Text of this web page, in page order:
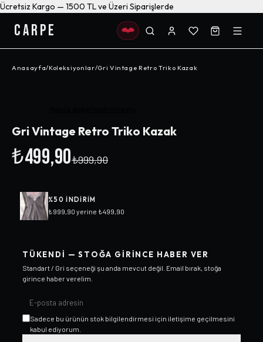
Ücretsiz Kargo — 1500 TL ve Üzeri Siparişlerde
CARPE
Anasayfa/Koleksiyonlar/Gri Vintage Retro Triko Kazak
Gri Vintage Retro Triko Kazak
₺499,90₺999,90
%50 INDIRIM
₺999,90 yerine ₺499,90
TÜKENDI — STOĞA GIRINCE HABER VER
Standart / Gri seçeneği şu anda mevcut değil. Email bırak, stoğa
girince haber verelim.
Sadece bu ürünün stok bilgilendirmesi için iletişime geçilmesini
kabul ediyorum.